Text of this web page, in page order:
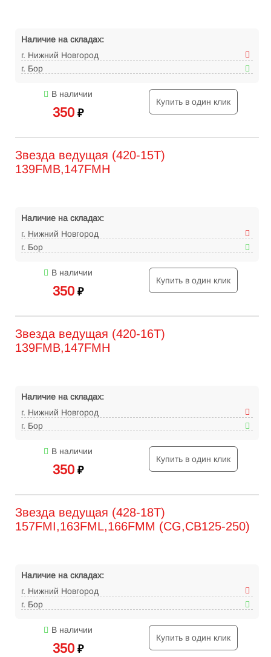
Наличие на складах:
г. Нижний Новгород
г. Бор
В наличии
350 ₽
Купить в один клик
Звезда ведущая (420-15T)
139FMB,147FMH
Наличие на складах:
г. Нижний Новгород
г. Бор
В наличии
350 ₽
Купить в один клик
Звезда ведущая (420-16T)
139FMB,147FMH
Наличие на складах:
г. Нижний Новгород
г. Бор
В наличии
350 ₽
Купить в один клик
Звезда ведущая (428-18Т)
157FMI,163FML,166FMM (CG,CB125-250)
Наличие на складах:
г. Нижний Новгород
г. Бор
В наличии
350 ₽
Купить в один клик